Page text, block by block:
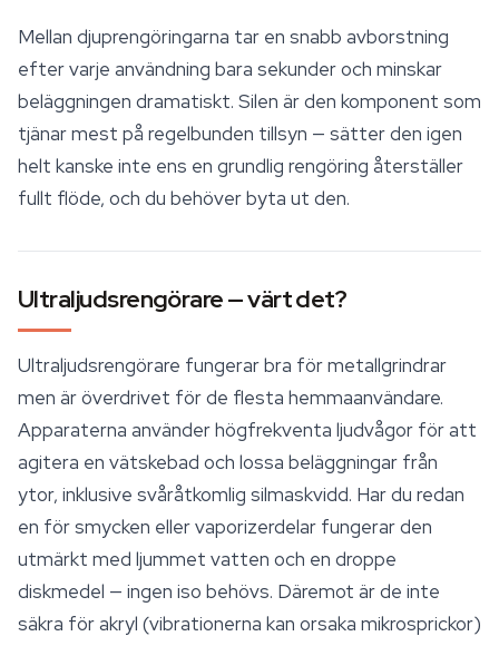
Mellan djuprengöringarna tar en snabb avborstning
efter varje användning bara sekunder och minskar
beläggningen dramatiskt. Silen är den komponent som
tjänar mest på regelbunden tillsyn — sätter den igen
helt kanske inte ens en grundlig rengöring återställer
fullt flöde, och du behöver byta ut den.
Ultraljudsrengörare — värt det?
Ultraljudsrengörare fungerar bra för metallgrindrar
men är överdrivet för de flesta hemmaanvändare.
Apparaterna använder högfrekventa ljudvågor för att
agitera en vätskebad och lossa beläggningar från
ytor, inklusive svåråtkomlig silmaskvidd. Har du redan
en för smycken eller vaporizerdelar fungerar den
utmärkt med ljummet vatten och en droppe
diskmedel — ingen iso behövs. Däremot är de inte
säkra för akryl (vibrationerna kan orsaka mikrosprickor)